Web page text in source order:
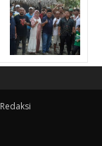
Redaksi